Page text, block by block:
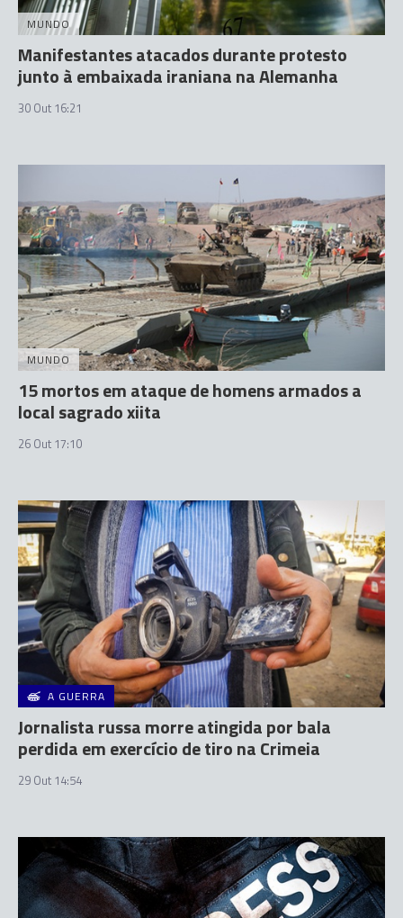
MUNDO
Manifestantes atacados durante protesto
junto à embaixada iraniana na Alemanha
30 Out 16:21
MUNDO
15 mortos em ataque de homens armados a
local sagrado xiita
26 Out 17:10
A GUERRA
Jornalista russa morre atingida por bala
perdida em exercício de tiro na Crimeia
29 Out 14:54